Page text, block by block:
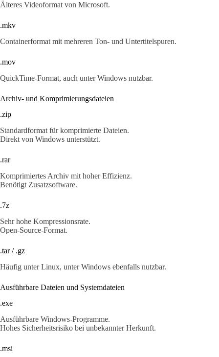
Älteres Videoformat von Microsoft.
.mkv
Containerformat mit mehreren Ton- und Untertitelspuren.
.mov
QuickTime-Format, auch unter Windows nutzbar.
Archiv- und Komprimierungsdateien
.zip
Standardformat für komprimierte Dateien.
Direkt von Windows unterstützt.
.rar
Komprimiertes Archiv mit hoher Effizienz.
Benötigt Zusatzsoftware.
.7z
Sehr hohe Kompressionsrate.
Open-Source-Format.
.tar / .gz
Häufig unter Linux, unter Windows ebenfalls nutzbar.
Ausführbare Dateien und Systemdateien
.exe
Ausführbare Windows-Programme.
Hohes Sicherheitsrisiko bei unbekannter Herkunft.
.msi